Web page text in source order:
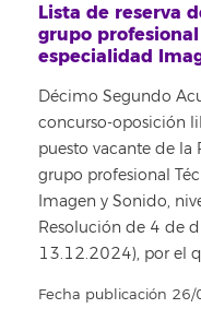
Lista de reserva
grupo
especialidad
Décimo Segundo
concurso-oposición
puesto vacante de la
grupo profesional
Imagen y Sonido,
Resolución de 4 de
13.12.2024), por el
Fecha publicación